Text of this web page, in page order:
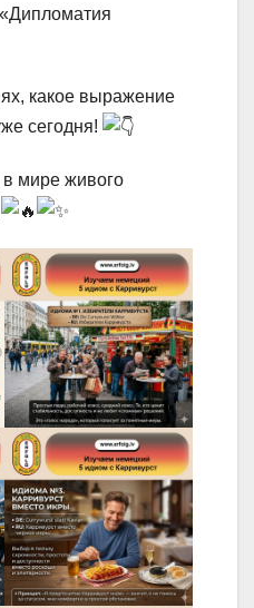
какое выражение
сегодня!
мире живого